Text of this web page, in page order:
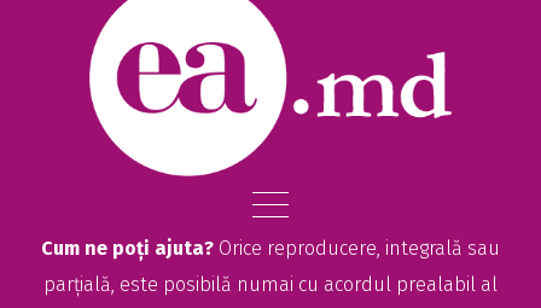
Cum ne poți ajuta? Orice reproducere, integrală sau
parțială, este posibilă numai cu acordul prealabil al